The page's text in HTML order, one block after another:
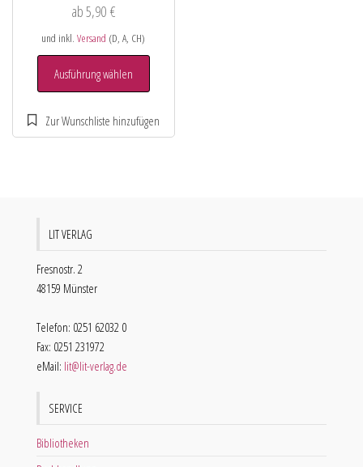
ab5,90 €
und inkl.Versand (D, A, CH)
Ausführung wählen
LIT VERLAG
Fresnostr. 2
48159 Münster
Telefon: 0251 62032 0
Fax: 0251 231972
eMail: lit@lit-verlag.de
SERVICE
Bibliotheken